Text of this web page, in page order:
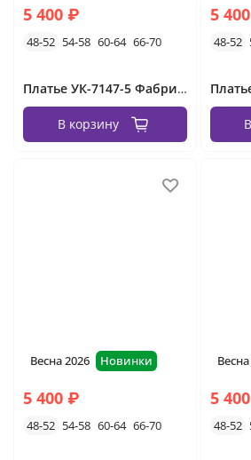
5 400 ₽
48-52 54-58 60-64 66-70
Платье УК-7147-5 Фабрика Моды
В корзину
5
48-52
Весна 2026 Новинки
5 400 ₽
48-52 54-58 60-64 66-70
5
48-52